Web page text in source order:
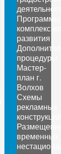
Программы
развития
процедуры
Мастер-
план г.
Волхов
Схемы
рекламных
конструкций
временных